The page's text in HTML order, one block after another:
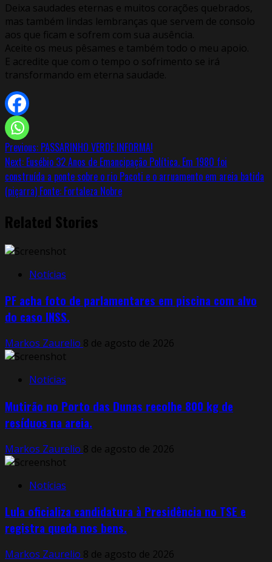
Deixa saudades eternas e muitos corações quebrados,
mas também lindas lembranças que servem de consolo
aos que ficam e sofrem com sua ausência.
Aceite os meus pêsames e também todo o meu apoio.
E acredite que com o tempo o sofrimento se irá
transformando em eterna saudade.
Continue
Reading
Previous: PASSARINHO VERDE INFORMA!
Next: Eusébio 32 Anos de Emancipação Política. Em 1980 foi
construída a ponte sobre o rio Pacoti e o arruamento em areia batida
(piçarra) Fonte: Fortaleza Nobre
Related Stories
Notícias
PF acha foto de parlamentares em piscina com alvo
do caso INSS.
Markos Zaurelio 8 de agosto de 2026
Notícias
Mutirão no Porto das Dunas recolhe 800 kg de
resíduos na areia.
Markos Zaurelio 8 de agosto de 2026
Notícias
Lula oficializa candidatura à Presidência no TSE e
registra queda nos bens.
Markos Zaurelio 8 de agosto de 2026